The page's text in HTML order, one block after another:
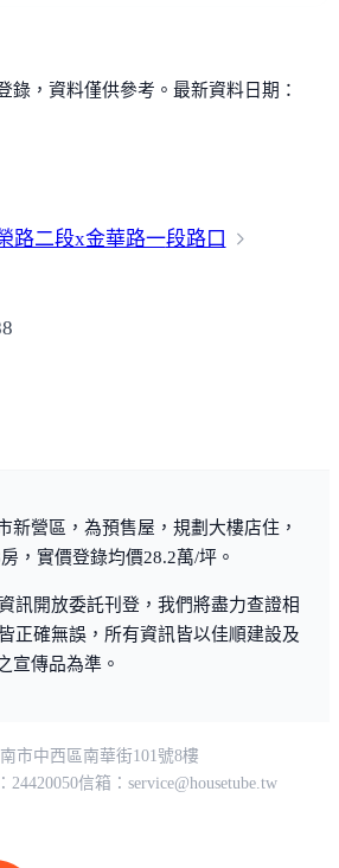
錄，資料僅供參考。最新資料日期：
路二段x金華路一段路口
新營區，為預售屋，規劃大樓店住，
，實價登錄均價28.2萬/坪。
訊開放委託刊登，我們將盡力查證相
正確無誤，所有資訊皆以佳順建設及
宣傳品為準。
市中西區南華街101號8樓
24420050信箱： service@housetube.tw